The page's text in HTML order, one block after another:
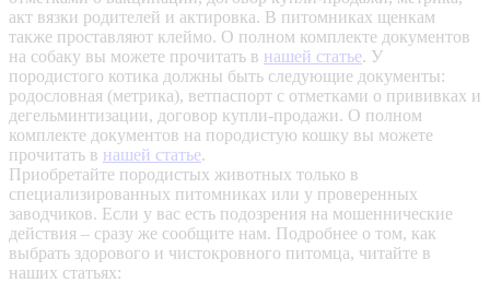
акт вязки родителей и актировка. В питомниках щенкам
также проставляют клеймо. О полном комплекте документов
на собаку вы можете прочитать в нашей статье. У
породистого котика должны быть следующие документы:
родословная (метрика), ветпаспорт с отметками о прививках и
дегельминтизации, договор купли-продажи. О полном
комплекте документов на породистую кошку вы можете
прочитать в нашей статье.
Приобретайте породистых животных только в
специализированных питомниках или у проверенных
заводчиков. Если у вас есть подозрения на мошеннические
действия – сразу же сообщите нам. Подробнее о том, как
выбрать здорового и чистокровного питомца, читайте в
наших статьях: